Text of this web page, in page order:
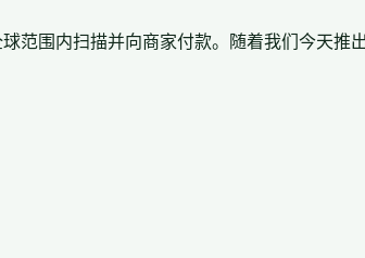
范围内扫描并向商家付款。随着我们今天推